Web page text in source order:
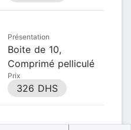
Présentation
Boite de 10,
Comprimé pelliculé
Prix
326 DHS